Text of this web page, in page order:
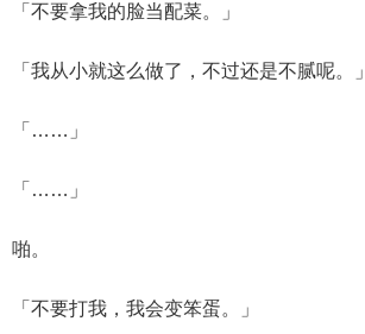
「不要拿我的脸当配菜。」
「我从小就这么做了，不过还是不腻呢。」
「……」
「……」
啪。
「不要打我，我会变笨蛋。」